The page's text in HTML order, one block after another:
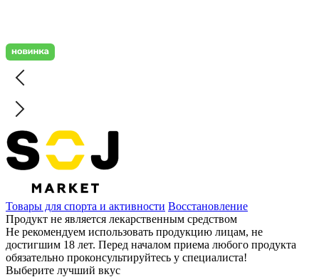
Товары для спорта и активности Восстановление
Продукт не является лекарственным средством
Не рекомендуем использовать продукцию лицам, не
достигшим 18 лет. Перед началом приема любого продукта
обязательно проконсультируйтесь у специалиста!
Выберите лучший вкус